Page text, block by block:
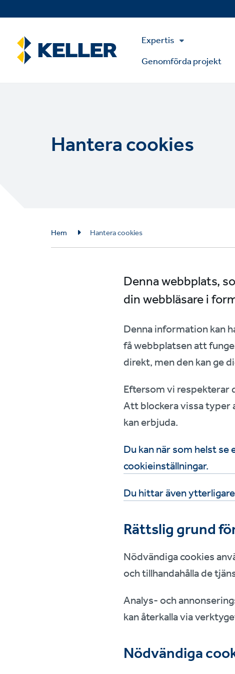
to
content Main
Menu
Expertis
Genomförda projekt
Hantera cookies
Breadcrumb
Hem Hantera cookies
Denna webbplats,
din webbläsare i
Denna information kan
få webbplatsen att
direkt, men den kan ge
Eftersom vi respekterar
Att blockera vissa typer
kan erbjuda.
Du kan när som helst
cookieinställningar.
Du hittar även
Rättslig grund
Nödvändiga cookies
och tillhandahålla de
Analys‑ och
kan återkalla via
Nödvändiga